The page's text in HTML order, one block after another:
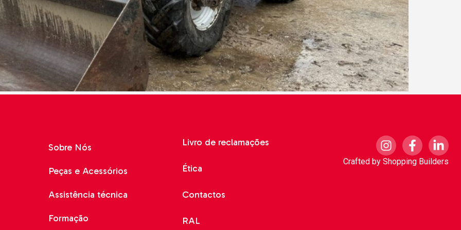
Gama
Solo e
o Terreno
Sobre Nós
Peças e Acessórios
Assistência técnica
Formação
Livro de reclamações
Ética
Contactos
RAL
Crafted by Shopping Builders